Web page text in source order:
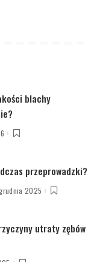
blachy
przeprowadzki?
2025
utraty zębów